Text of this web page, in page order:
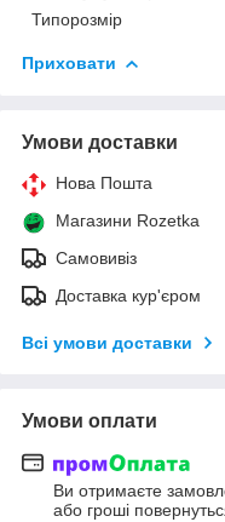
Типорозмір
Приховати
Умови доставки
Нова Пошта
Магазини Rozetka
Самовивіз
Доставка кур'єром
Всі умови доставки
Умови оплати
Ви отримаєте
або гроші